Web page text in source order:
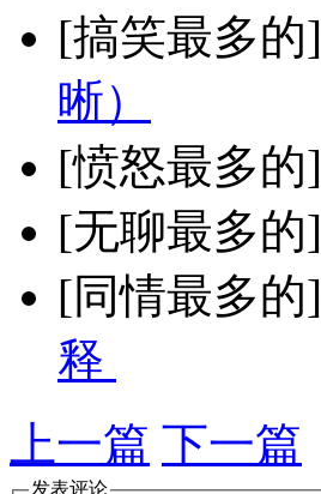
[搞笑最多的]
晰）
[愤怒最多的]
[无聊最多的]
[同情最多的]
释
上一篇 下一篇
发表评论